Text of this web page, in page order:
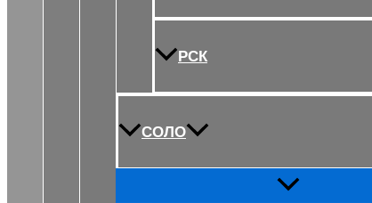
РСК
СОЛО
Переключатель